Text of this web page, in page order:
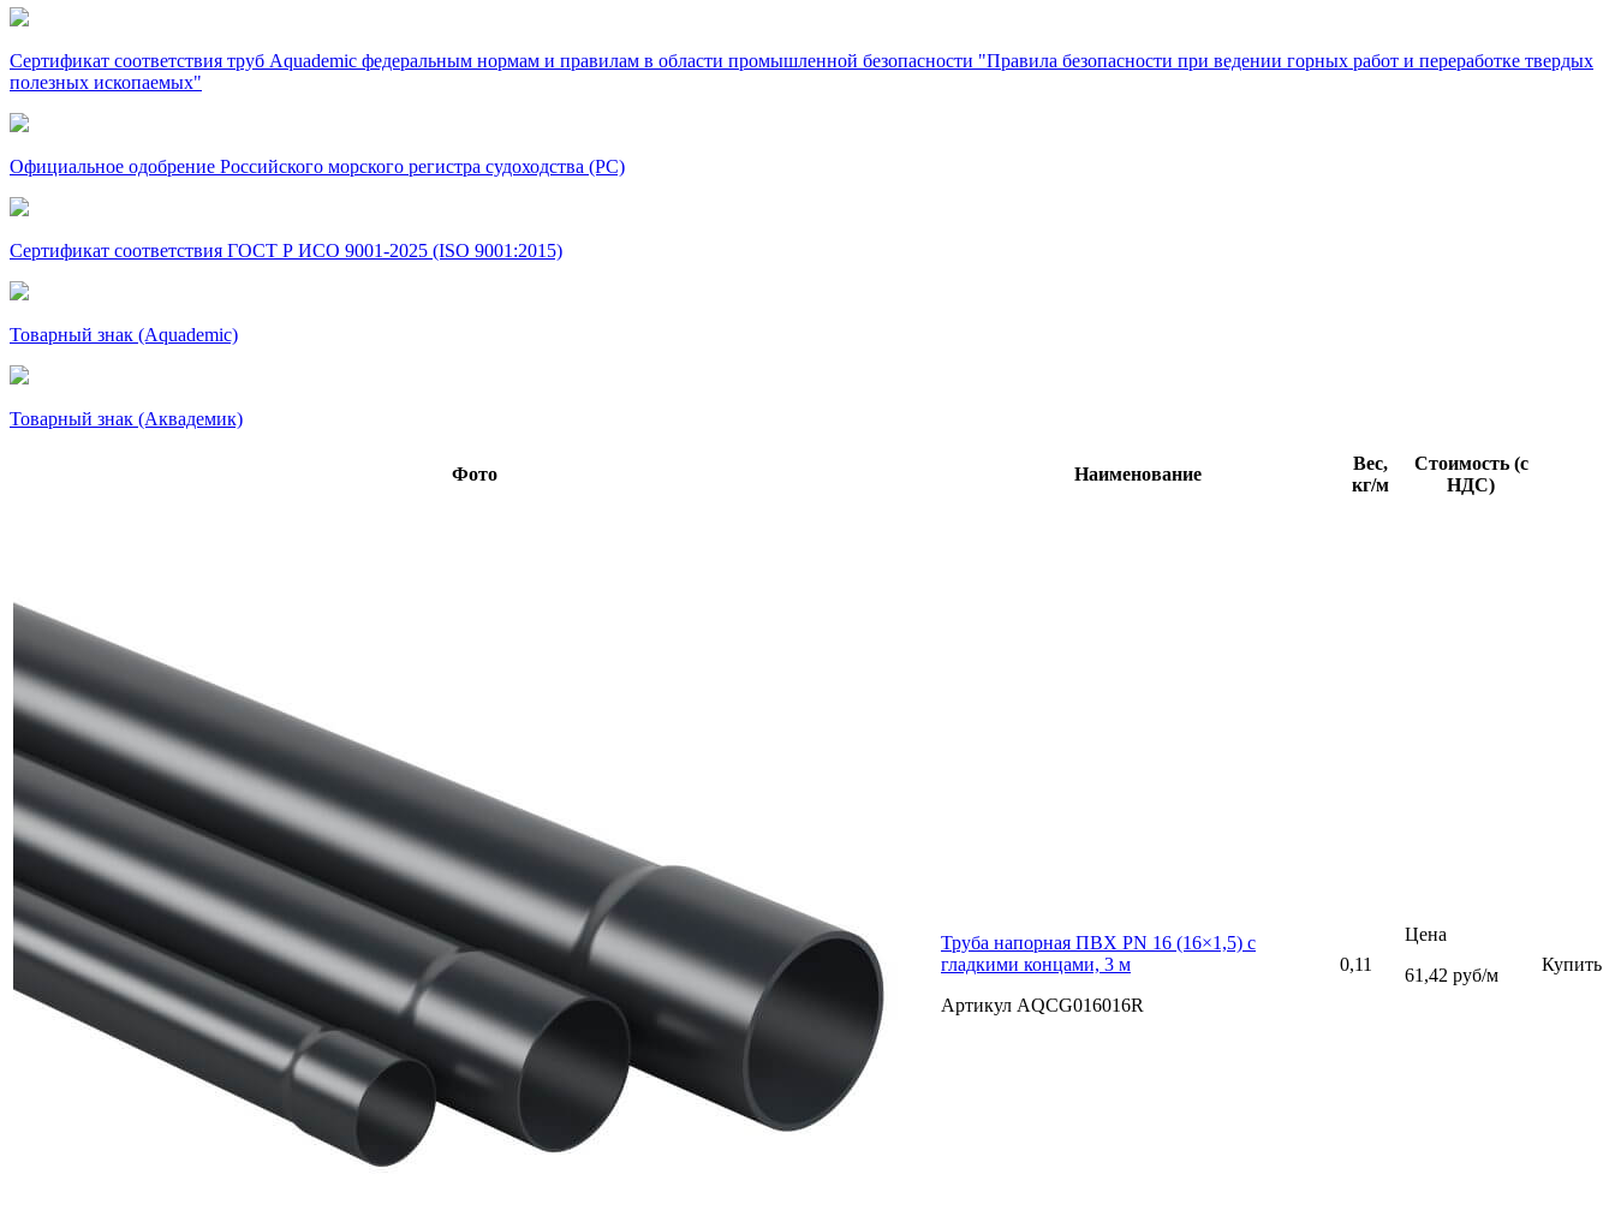
Сертификат соответствия труб Aquademic федеральным нормам и правилам в области промышленной безопасности "Правила безопасности при ведении горных работ и переработке твердых
полезных ископаемых"
Официальное одобрение Российского морского регистра судоходства (РС)
Сертификат соответствия ГОСТ Р ИСО 9001-2025 (ISO 9001:2015)
Товарный знак (Aquademic)
Товарный знак (Аквадемик)
Фото Наименование
Вес,
кг/м
Стоимость (с
НДС)
Труба напорная ПВХ PN 16 (16×1,5) с
гладкими концами, 3 м
Артикул AQCG016016R
0,11
Цена
61,42 руб/м
Купить